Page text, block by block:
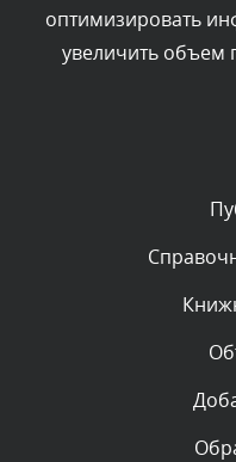
Комментарий
Текст комментария
Комментарий
Текст комментария
администратором.
Комментарий
Текст комментария
администратором.
оптимизировать
увеличить